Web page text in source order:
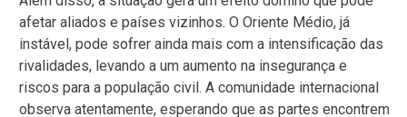
afetar aliados e países vizinhos. O Oriente Médio, já
instável, pode sofrer ainda mais com a intensificação das
rivalidades, levando a um aumento na insegurança e
riscos para a população civil. A comunidade internacional
observa atentamente, esperando que as partes encontrem